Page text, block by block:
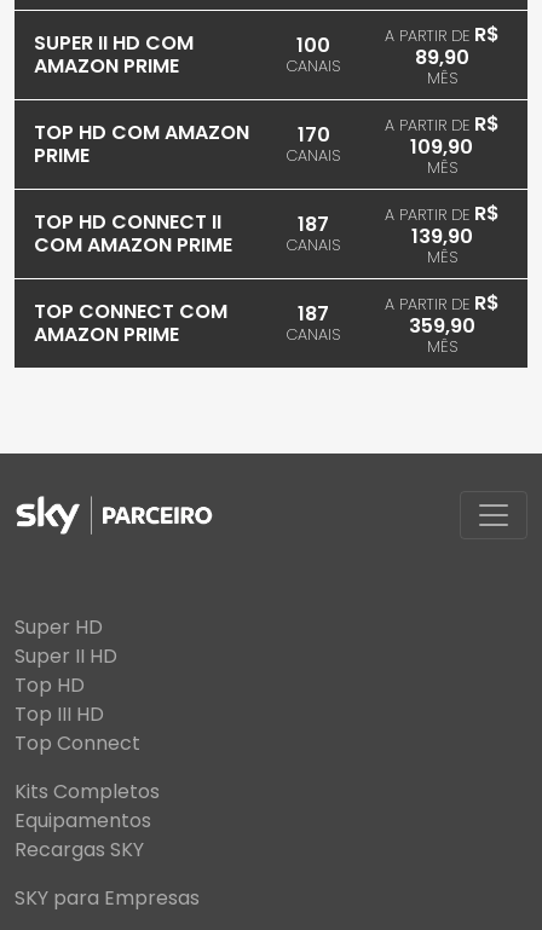
SUPER II HD COM
AMAZON PRIME
100
CANAIS
A PARTIR DE R$
89,90
MÊS
TOP HD COM AMAZON
PRIME
170
CANAIS
A PARTIR DE R$
109,90
MÊS
TOP HD CONNECT II
COM AMAZON PRIME
187
CANAIS
A PARTIR DE R$
139,90
MÊS
TOP CONNECT COM
AMAZON PRIME
187
CANAIS
A PARTIR DE R$
359,90
MÊS
Super HD
Super II HD
Top HD
Top III HD
Top Connect
Kits Completos
Equipamentos
Recargas SKY
SKY para Empresas